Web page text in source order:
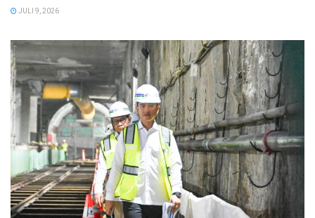
JULI 9, 2026